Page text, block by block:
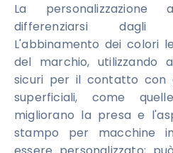
La
differenziarsi dagli
L'abbinamento dei colori
del marchio, utilizzando
sicuri per il contatto con
superficiali, come
migliorano la presa e
stampo per macchine